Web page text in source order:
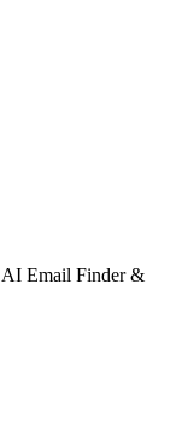
Email Finder &